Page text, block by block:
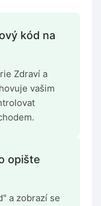
kód na
Zdraví a
vašim
opište
a zobrazí se